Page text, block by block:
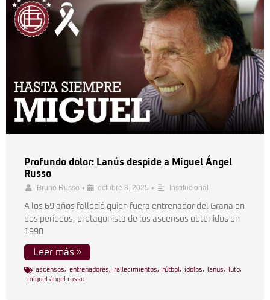
Profundo dolor: Lanús despide a Miguel Ángel
Russo
Bruno Russo • octubre 8, 2025 • Institucional
A los 69 años falleció quien fuera entrenador del Grana en
dos períodos, protagonista de los ascensos obtenidos en
1990
Leer más »
ascensos, entrenadores, fallecimientos, fútbol , ídolos, lanus, luto,
miguel ángel russo